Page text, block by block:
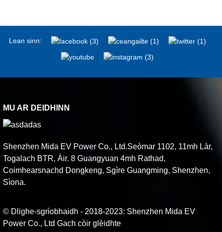
Lean sinn:
MU AR DEIDHINN
Shenzhen Mida EV Power Co., Ltd.Seòmar 1102, 11mh Làr,
Togalach BTR, Àir. 8 Guangyuan 4mh Rathad,
Coimhearsnachd Dongkeng, Sgìre Guangming, Shenzhen,
Sìona.
© Dlighe-sgrìobhaidh - 2018-2023: Shenzhen Mida EV
Power Co., Ltd Gach còir glèidhte